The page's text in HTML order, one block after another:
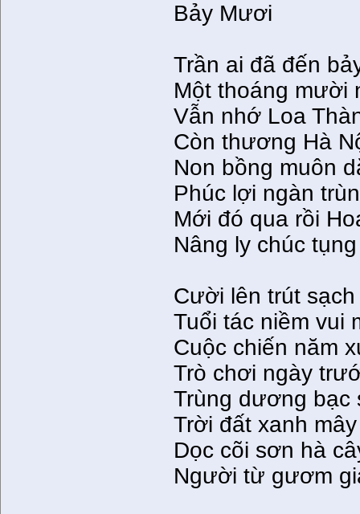
Bảy Mươi
Trần ai đã đến
Một thoáng mười
Vẫn nhớ Loa
Còn thương Hà
Non bồng muôn
Phúc lợi ngàn
Mới đó qua rồi
Nâng ly chúc
Cười lên trút
Tuổi tác niềm vui
Cuộc chiến năm
Trò chơi ngày
Trùng dương bạc
Trời đất xanh
Dọc cõi sơn hà
Người từ gươm